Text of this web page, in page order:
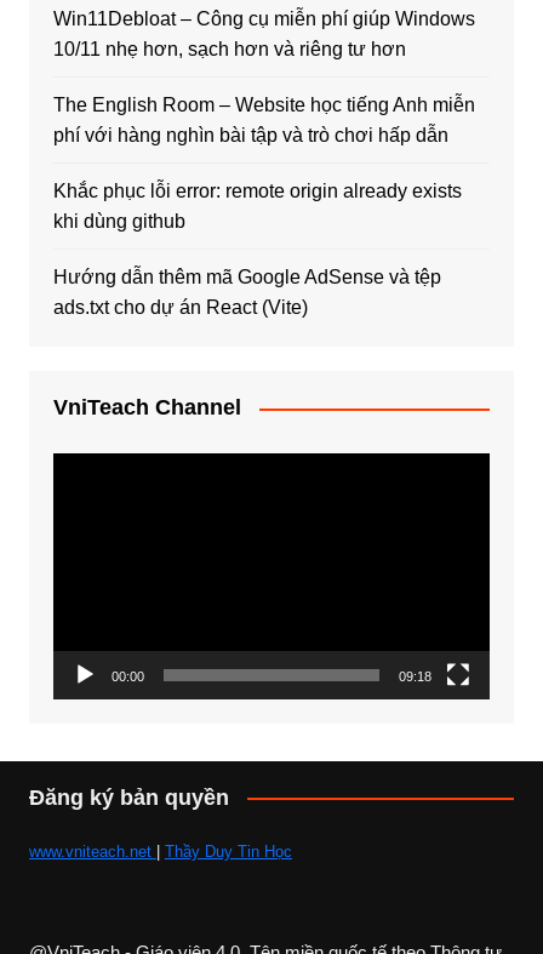
Win11Debloat – Công cụ miễn phí giúp Windows
10/11 nhẹ hơn, sạch hơn và riêng tư hơn
The English Room – Website học tiếng Anh miễn
phí với hàng nghìn bài tập và trò chơi hấp dẫn
Khắc phục lỗi error: remote origin already exists
khi dùng github
Hướng dẫn thêm mã Google AdSense và tệp
ads.txt cho dự án React (Vite)
VniTeach Channel
00:00 09:18
Đăng ký bản quyền
www.vniteach.net | Thầy Duy Tin Học